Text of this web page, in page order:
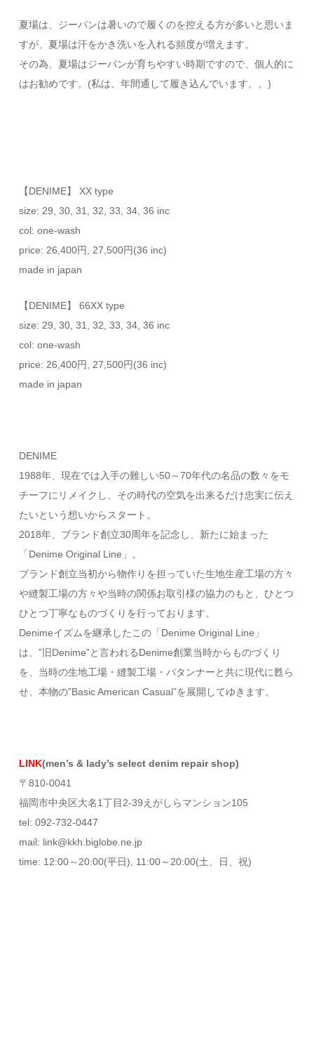
夏場は、ジーパンは暑いので履くのを控える方が多いと思いま
すが、夏場は汗をかき洗いを入れる頻度が増えます。
その為、夏場はジーパンが育ちやすい時期ですので、個人的に
はお勧めです。(私は、年間通して履き込んでいます。。)
【DENIME】 XX type
size: 29, 30, 31, 32, 33, 34, 36 inc
col: one-wash
price: 26,400円, 27,500円(36 inc)
made in japan
【DENIME】 66XX type
size: 29, 30, 31, 32, 33, 34, 36 inc
col: one-wash
price: 26,400円, 27,500円(36 inc)
made in japan
DENIME
1988年、現在では入手の難しい50～70年代の名品の数々をモ
チーフにリメイクし、その時代の空気を出来るだけ忠実に伝え
たいという想いからスタート。
2018年、ブランド創立30周年を記念し、新たに始まった
「Denime Original Line」。
ブランド創立当初から物作りを担っていた生地生産工場の方々
や縫製工場の方々や当時の関係お取引様の協力のもと、ひとつ
ひとつ丁寧なものづくりを行っております。
Denimeイズムを継承したこの「Denime Original Line」
は、”旧Denime”と言われるDenime創業当時からものづくり
を、当時の生地工場・縫製工場・パタンナーと共に現代に甦ら
せ、本物の”Basic American Casual”を展開してゆきます。
LINK(men’s & lady’s select denim repair shop)
〒810-0041
福岡市中央区大名1丁目2-39えがしらマンション105
tel: 092-732-0447
mail: link@kkh.biglobe.ne.jp
time: 12:00～20:00(平日), 11:00～20:00(土、日、祝)